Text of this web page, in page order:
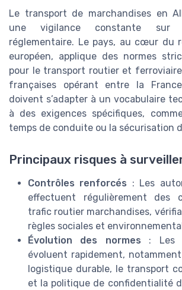
Le transport de marchandises en
une vigilance constante sur
réglementaire. Le pays, au cœur du
européen, applique des normes
pour le transport routier et
françaises opérant entre la
doivent s’adapter à un vocabulaire
à des exigences spécifiques,
temps de conduite ou la sécurisation
Principaux risques à
Contrôles renforcés : Les
effectuent régulièrement des
trafic routier marchandises,
règles sociales et
Évolution des normes : Les
évoluent rapidement,
logistique durable, le transport
et la politique de confidentialité